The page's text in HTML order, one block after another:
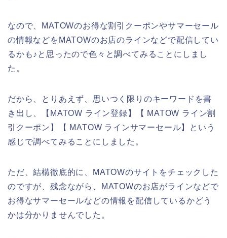
なので、MATOWのお得な割引クーポンやサマーセール
の情報などをMATOWのお店のラインなどで配信してい
るかも♪と思ったので色々と調べてみることにしまし
た。
だから、とりあえず、思いつく限りのキーワードを書
き出し、【MATOW ライン登録】【 MATOW ライン割
引クーポン】【 MATOW ラインサマーセール】という
感じで調べてみることにしました。
ただ、結構徹底的に、MATOWのサイトをチェックした
のですが、残念ながら、MATOWのお店がラインなどで
お得なサマーセールなどの情報を配信しているかどう
かは分かりませんでした。